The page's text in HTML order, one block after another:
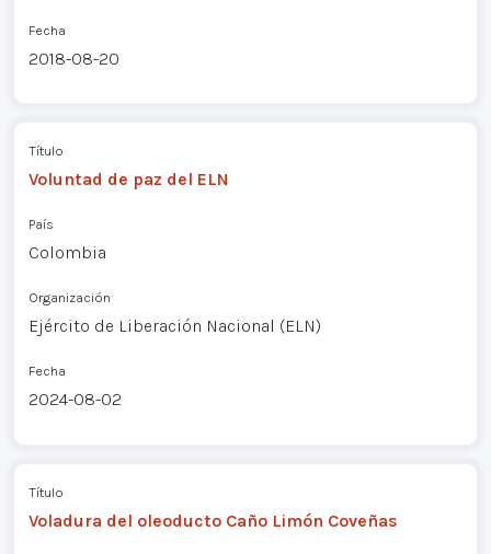
Fecha
2018-08-20
Título
Voluntad de paz del ELN
País
Colombia
Organización
Ejército de Liberación Nacional (ELN)
Fecha
2024-08-02
Título
Voladura del oleoducto Caño Limón Coveñas